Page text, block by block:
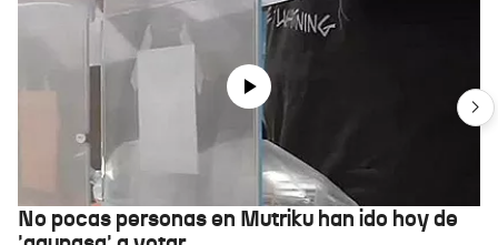
No pocas personas en Mutriku han ido hoy de